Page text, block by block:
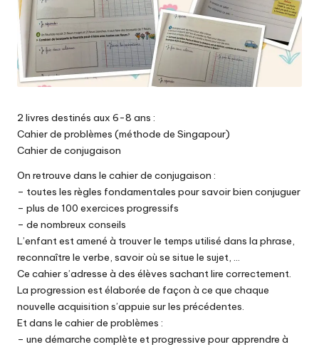
2 livres destinés aux 6-8 ans :
Cahier de problèmes (méthode de Singapour)
Cahier de conjugaison
On retrouve dans le cahier de conjugaison :
– toutes les règles fondamentales pour savoir bien conjuguer
– plus de 100 exercices progressifs
– de nombreux conseils
L’enfant est amené à trouver le temps utilisé dans la phrase,
reconnaître le verbe, savoir où se situe le sujet, …
Ce cahier s’adresse à des élèves sachant lire correctement.
La progression est élaborée de façon à ce que chaque
nouvelle acquisition s’appuie sur les précédentes.
Et dans le cahier de problèmes :
– une démarche complète et progressive pour apprendre à